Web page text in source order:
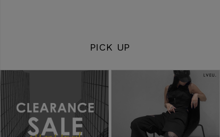
PICK UP